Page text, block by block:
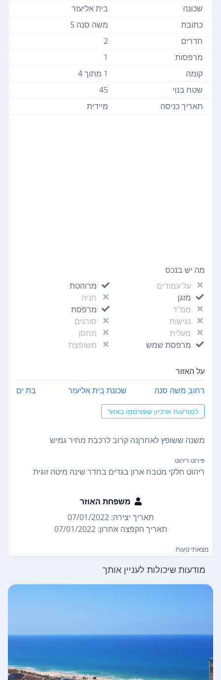
שכונה
בית אליעזר
כתובת
משה סנה 5
חדרים
2
מרפסות
1
קומה
1 מתוך 4
שטח בנוי
45
תאריך כניסה
מיידית
מה יש בנכס
על עמודים
מרוהטת
מזגן
חניה
ממ"ד
מרפסת
נגישות
סורגים
מעלית
מחסן
מרפסת שמש
משופצת
על האזור
רחוב משה סנה שכונת בית אליעזר בת ים
למודעות ארכיון שפורסמו באזור
משנה ששופץ לאחרןנה קרוב לרכבת מחיר גמיש
פירוט ריהוט
ריהוט חלקי מטבח ארון בגדים בחדר שינה מיטה זוגית
משפחת האוזר
תאריך יצירה: 07/01/2022
תאריך הקפצה אחרון: 07/01/2022
מצאתי טעות
מודעות שיכולות לעניין אותך